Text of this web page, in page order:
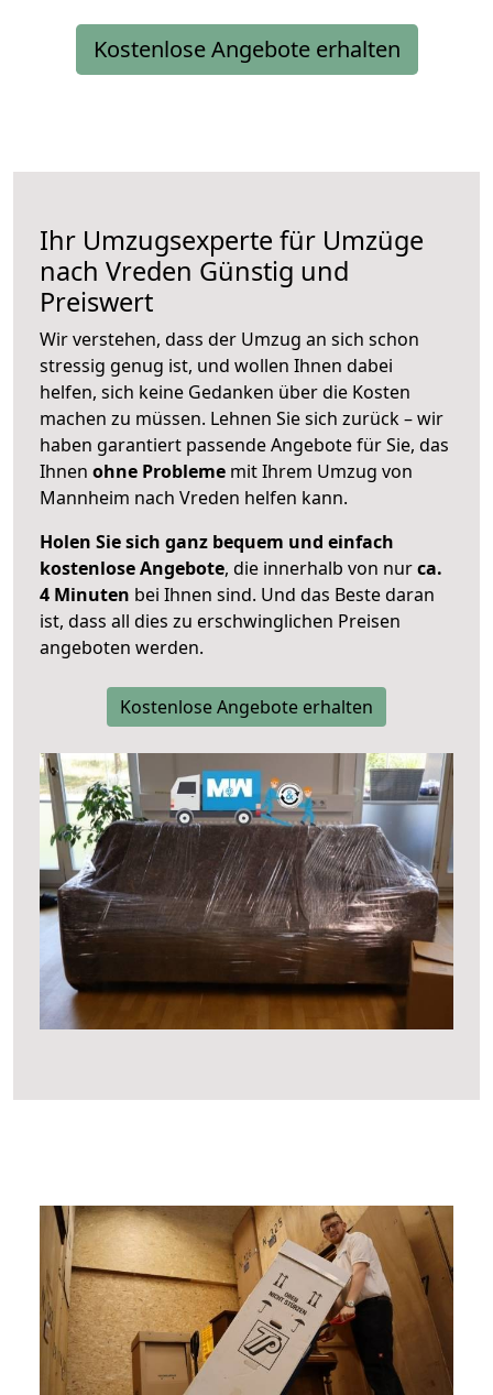
Kostenlose Angebote erhalten
Ihr Umzugsexperte für Umzüge
nach Vreden Günstig und
Preiswert
Wir verstehen, dass der Umzug an sich schon
stressig genug ist, und wollen Ihnen dabei
helfen, sich keine Gedanken über die Kosten
machen zu müssen. Lehnen Sie sich zurück – wir
haben garantiert passende Angebote für Sie, das
Ihnen ohne Probleme mit Ihrem Umzug von
Mannheim nach Vreden helfen kann.
Holen Sie sich ganz bequem und einfach
kostenlose Angebote, die innerhalb von nurca.
4 Minuten bei Ihnen sind. Und das Beste daran
ist, dass all dies zu erschwinglichen Preisen
angeboten werden.
Kostenlose Angebote erhalten